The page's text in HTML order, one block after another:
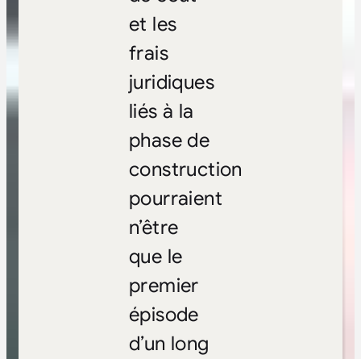
et les
frais
juridiques
liés à la
phase de
construction
pourraient
n’être
que le
premier
épisode
d’un long